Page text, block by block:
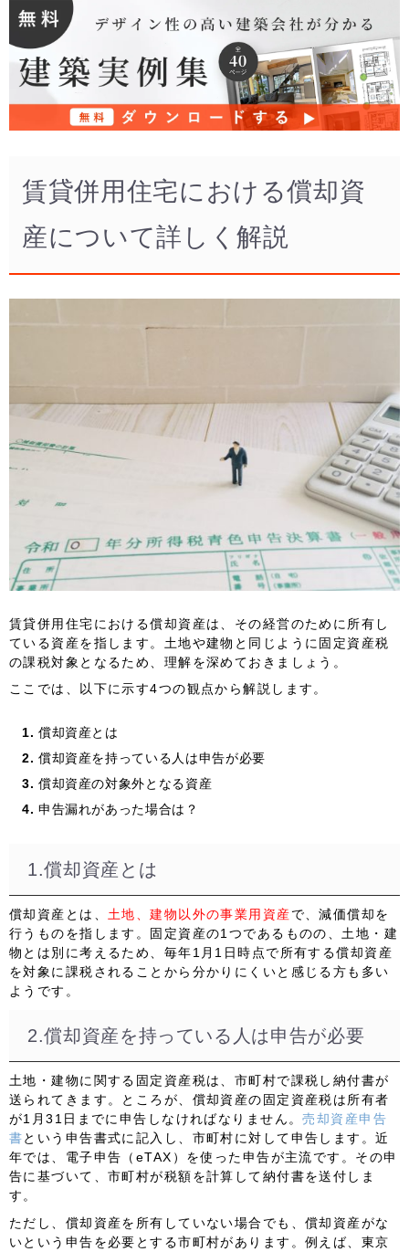
賃貸併用住宅における償却資
産について詳しく解説
賃貸併用住宅における償却資産は、その経営のために所有し
ている資産を指します。土地や建物と同じように固定資産税
の課税対象となるため、理解を深めておきましょう。
ここでは、以下に示す4つの観点から解説します。
償却資産とは
償却資産を持っている人は申告が必要
償却資産の対象外となる資産
申告漏れがあった場合は？
1.償却資産とは
償却資産とは、土地、建物以外の事業用資産で、減価償却を
行うものを指します。固定資産の1つであるものの、土地・建
物とは別に考えるため、毎年1月1日時点で所有する償却資産
を対象に課税されることから分かりにくいと感じる方も多い
ようです。
2.償却資産を持っている人は申告が必要
土地・建物に関する固定資産税は、市町村で課税し納付書が
送られてきます。ところが、償却資産の固定資産税は所有者
が1月31日までに申告 しなければなりません。売却資産申告
書という申告書式に記入し、市町村に対して申告します。近
年では、電子申告（eTAX）を使った申告が主流です。その申
告に基づいて、市町村が税額を計算して納付書を送付しま
す。
ただし、償却資産を所有していない場合でも、償却資産がな
いという申告を必要とする市町村があります。例えば、東京